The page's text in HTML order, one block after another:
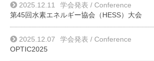
2025.12.11
学会発表 / Conference
第45回水素エネルギー協会（HESS）大会
2025.12.07
学会発表 / Conference
OPTIC2025